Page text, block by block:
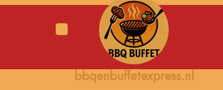
Skip
bbqenbuffetexpress.nl